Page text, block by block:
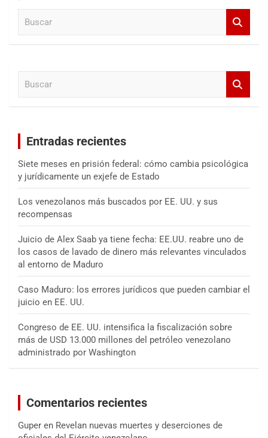
Entradas recientes
Siete meses en prisión federal: cómo cambia psicológica
y jurídicamente un exjefe de Estado
Los venezolanos más buscados por EE. UU. y sus
recompensas
Juicio de Alex Saab ya tiene fecha: EE.UU. reabre uno de
los casos de lavado de dinero más relevantes vinculados
al entorno de Maduro
Caso Maduro: los errores jurídicos que pueden cambiar el
juicio en EE. UU.
Congreso de EE. UU. intensifica la fiscalización sobre
más de USD 13.000 millones del petróleo venezolano
administrado por Washington
Comentarios recientes
Guper en Revelan nuevas muertes y deserciones de